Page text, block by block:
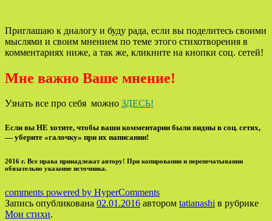
Приглашаю к диалогу и буду рада, если вы поделитесь своими
мыслями и своим мнением по теме этого стихотворения в
комментариях ниже, а так же, кликните на кнопки соц. сетей!
Мне важно Ваше мнение!
Узнать все про себя можно ЗДЕСЬ!
Если вы НЕ хотите, чтобы ваши комментарии были видны в соц. сетях,
— уберите «галочку» при их написании!
2016 г. Все права принадлежат автору! При копировании и перепечатывании
обязательно указание источника.
comments powered by HyperComments
Запись опубликована 02.01.2016 автором tatianashi в рубрике
Мои стихи.